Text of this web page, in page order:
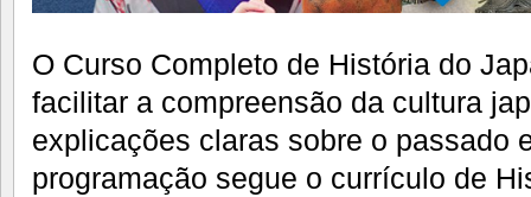
O Curso Completo de História do
facilitar a compreensão da cultura
explicações claras sobre o passado
programação segue o currículo de